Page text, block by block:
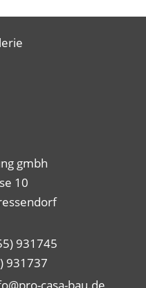
gmbh
10
931745
931737